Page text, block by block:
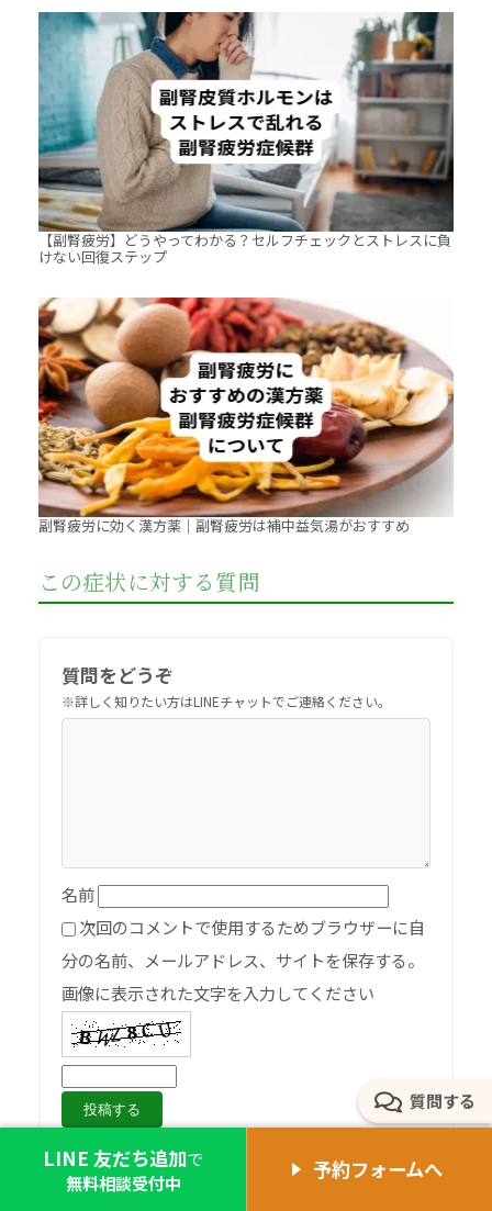
【副腎疲労】どうやってわかる？セルフチェックとストレスに負
けない回復ステップ
副腎疲労に効く漢方薬｜副腎疲労は補中益気湯がおすすめ
この症状に対する質問
質問をどうぞ
名前
次回のコメントで使用するためブラウザーに自
分の名前、メールアドレス、サイトを保存する。
画像に表示された文字を入力してください
LINE 友だち追加で
無料相談受付中
予約フォームへ
質問する